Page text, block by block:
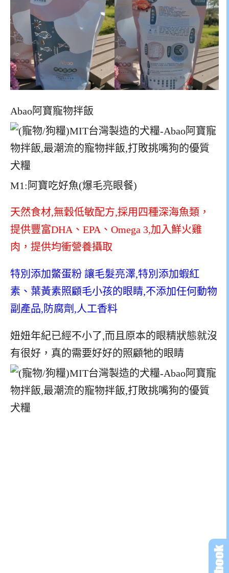
Abao阿寶寵物拌飯
M1:阿寶吃好魚(爆毛亮眼餐)
天然食材,無穀低敏配方,採用四種深海魚類，
提供豐富DHA、EPA、Omega 3,加入鮮火雞
肉，提供均衝營養攝取
特別添加鱉蛋粉 讓毛髮亮澤,特別添加蝦紅
素、葉黃素照顧毛小孩的眼睛,不添加任何動物
副產品,防腐劑,人工香料
妞妞年紀已經不小了,而且原本的眼精狀態就沒
有很好，真的需要好好的照顧牠的眼睛